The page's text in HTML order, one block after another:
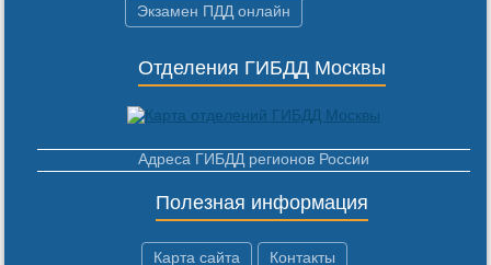
Экзамен ПДД онлайн
Отделения ГИБДД Москвы
Адреса ГИБДД регионов России
Полезная информация
Карта сайта Контакты